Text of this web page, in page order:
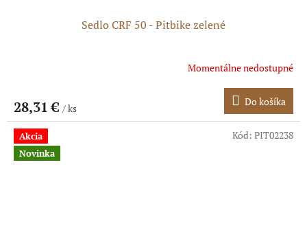
Sedlo CRF 50 - Pitbike zelené
Momentálne nedostupné
28,31 € / ks
Do košíka
Akcia
Novinka
Kód: PIT02238